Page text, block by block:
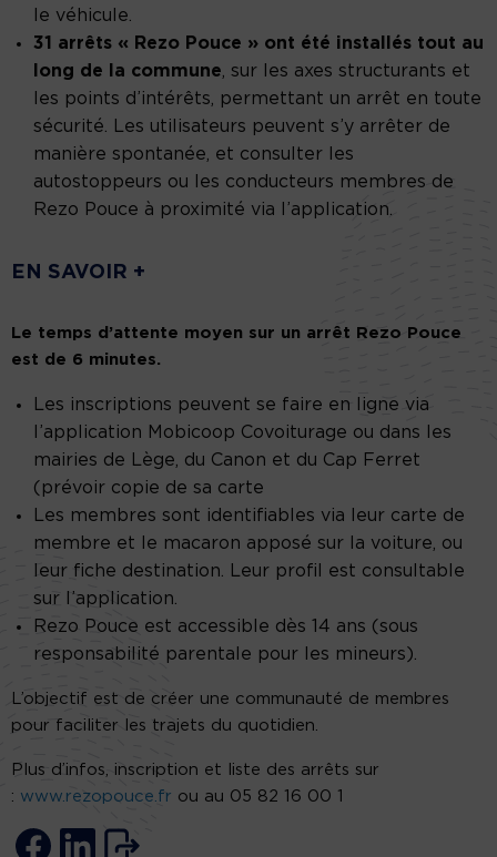
le véhicule.
31 arrêts « Rezo Pouce » ont été installés tout au
long de la commune, sur les axes structurants et
les points d’intérêts, permettant un arrêt en toute
sécurité. Les utilisateurs peuvent s’y arrêter de
manière spontanée, et consulter les
autostoppeurs ou les conducteurs membres de
Rezo Pouce à proximité via l’application.
EN SAVOIR +
Le temps d’attente moyen sur un arrêt Rezo Pouce
est de 6 minutes.
Les inscriptions peuvent se faire en ligne via
l’application Mobicoop Covoiturage ou dans les
mairies de Lège, du Canon et du Cap Ferret
(prévoir copie de sa carte
Les membres sont identifiables via leur carte de
membre et le macaron apposé sur la voiture, ou
leur fiche destination. Leur profil est consultable
sur l’application.
Rezo Pouce est accessible dès 14 ans (sous
responsabilité parentale pour les mineurs).
L’objectif est de créer une communauté de membres
pour faciliter les trajets du quotidien.
Plus d’infos, inscription et liste des arrêts sur
: www.rezopouce.fr ou au 05 82 16 00 1